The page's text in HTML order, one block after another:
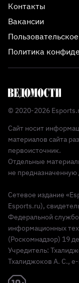
Контакты
Вакансии
Политика
© 2020-2026
Сайт носит
материалов сайта
первоисточник.
Отдельные
не
Сетевое издание
Esports.ru),
Федеральной
информационных
(Роскомнадзор) 19
Учредитель:
Тхалиджоков А. С.,